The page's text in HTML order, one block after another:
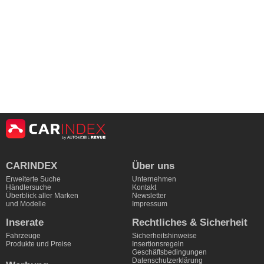
CARINDEX
Erweiterte Suche
Händlersuche
Überblick aller Marken
und Modelle
Über uns
Unternehmen
Kontakt
Newsletter
Impressum
Inserate
Fahrzeuge
Produkte und Preise
Rechtliches & Sicherheit
Sicherheitshinweise
Insertionsregeln
Geschäftsbedingungen
Datenschutzerklärung